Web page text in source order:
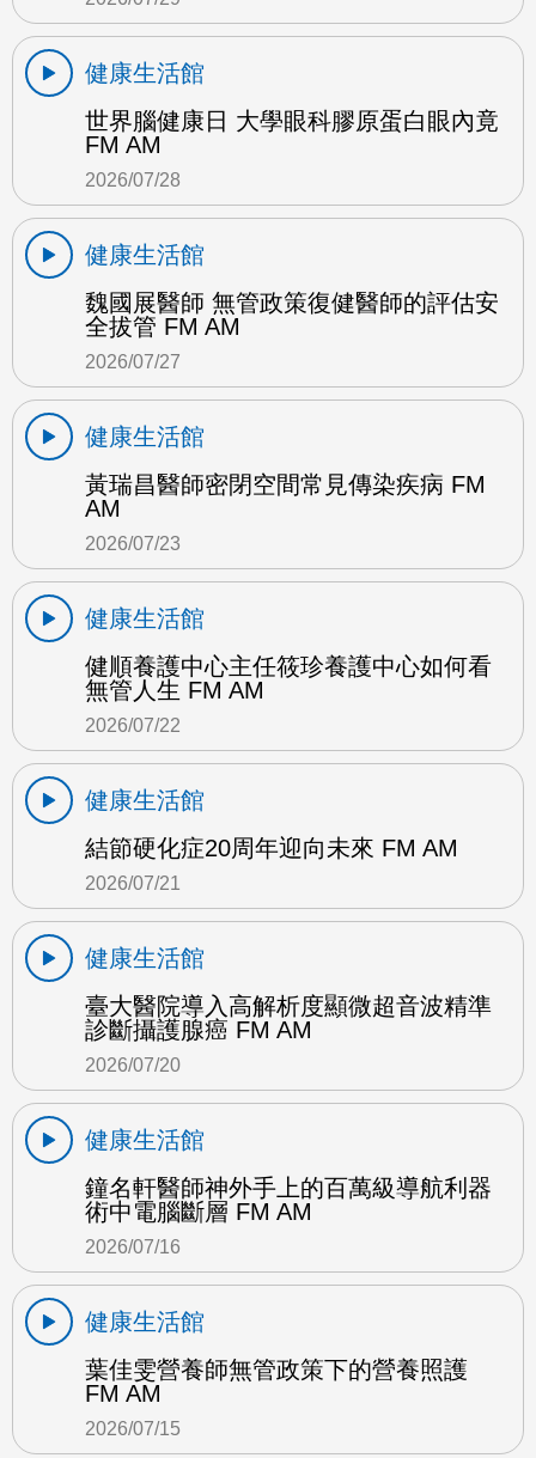
健康生活館
世界腦健康日 大學眼科膠原蛋白眼內竟
FM AM
2026/07/28
健康生活館
魏國展醫師 無管政策復健醫師的評估安
全拔管 FM AM
2026/07/27
健康生活館
黃瑞昌醫師密閉空間常見傳染疾病 FM
AM
2026/07/23
健康生活館
健順養護中心主任筱珍養護中心如何看
無管人生 FM AM
2026/07/22
健康生活館
結節硬化症20周年迎向未來 FM AM
2026/07/21
健康生活館
臺大醫院導入高解析度顯微超音波精準
診斷攝護腺癌 FM AM
2026/07/20
健康生活館
鐘名軒醫師神外手上的百萬級導航利器
術中電腦斷層 FM AM
2026/07/16
健康生活館
葉佳雯營養師無管政策下的營養照護
FM AM
2026/07/15